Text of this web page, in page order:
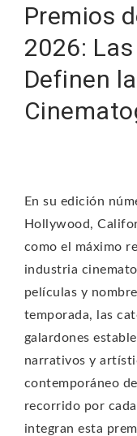
Premios
2026:
Definen
En su edición
Hollywood,
como el máximo
industria
películas y
temporada, las
galardones
narrativos y
contemporáneo
recorrido por
integran esta